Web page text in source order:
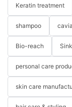
Keratin treatment
shampoo
Bio-reach
personal care
skin care